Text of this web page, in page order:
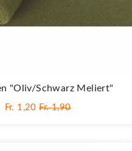
"oliv/schwarz Meliert"
Fr. 1,20 Fr. 1,90